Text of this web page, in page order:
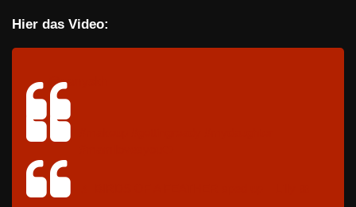
Hier das Video:
@aanyskh